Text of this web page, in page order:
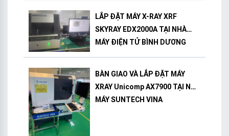
LẮP ĐẶT MÁY X-RAY XRF
SKYRAY EDX2000A TẠI NHÀ
MÁY ĐIỆN TỬ BÌNH DƯƠNG
BÀN GIAO VÀ LẮP ĐẶT MÁY
XRAY Unicomp AX7900 TẠI NHÀ
MÁY SUNTECH VINA